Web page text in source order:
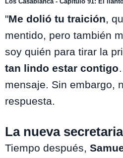
"Me dolió tu traición,
mentido, pero también
soy quién para tirar la
tan lindo estar contigo
mensaje. Sin embargo,
respuesta.
La nueva
Tiempo después,